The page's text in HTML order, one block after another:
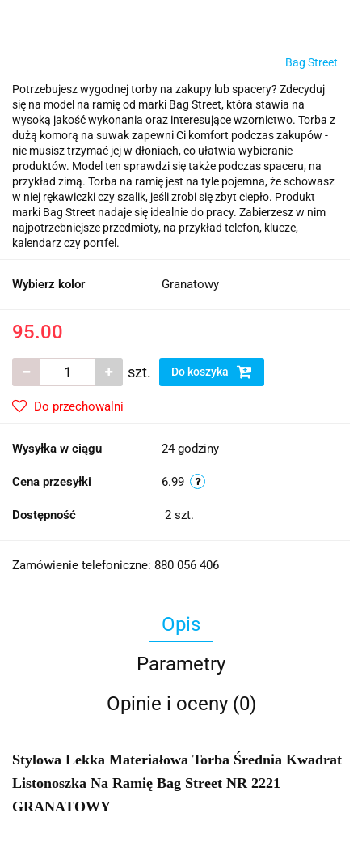
Bag Street
Potrzebujesz wygodnej torby na zakupy lub spacery? Zdecyduj
się na model na ramię od marki Bag Street, która stawia na
wysoką jakość wykonania oraz interesujące wzornictwo. Torba z
dużą komorą na suwak zapewni Ci komfort podczas zakupów -
nie musisz trzymać jej w dłoniach, co ułatwia wybieranie
produktów. Model ten sprawdzi się także podczas spaceru, na
przykład zimą. Torba na ramię jest na tyle pojemna, że schowasz
w niej rękawiczki czy szalik, jeśli zrobi się zbyt ciepło. Produkt
marki Bag Street nadaje się idealnie do pracy. Zabierzesz w nim
najpotrzebniejsze przedmioty, na przykład telefon, klucze,
kalendarz czy portfel.
Wybierz kolor Granatowy
95.00
szt. Do koszyka
Do przechowalni
Wysyłka w ciągu 24 godziny
Cena przesyłki 6.99
Dostępność 2 szt.
Zamówienie telefoniczne: 880 056 406
Opis
Parametry
Opinie i oceny (0)
Stylowa Lekka Materiałowa Torba Średnia Kwadrat
Listonoszka Na Ramię Bag Street NR 2221
GRANATOWY